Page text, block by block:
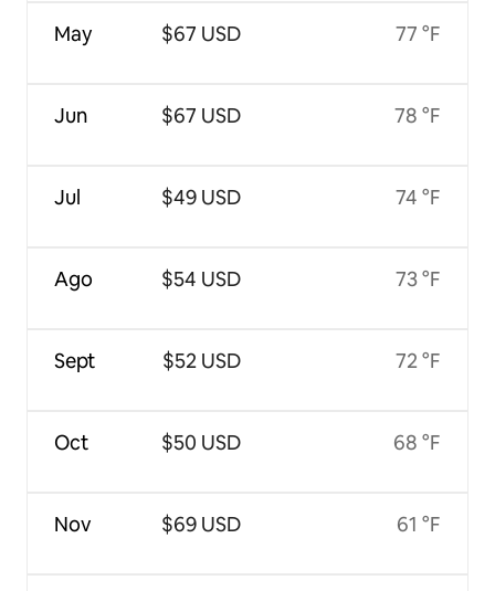
May
Jun
Jul
Ago
Sept
Oct
Nov
$67 USD
$67 USD
$49 USD
$54 USD
$52 USD
$50 USD
$69 USD
77 °F
78 °F
74 °F
73 °F
72 °F
68 °F
61 °F